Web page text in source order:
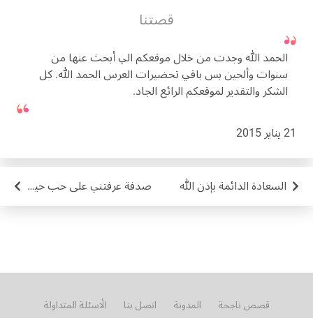
قصتنا
الحمد الله وجدت من خلال موقعكم الي أبحث عنها من
سنوات وألحين بس باقي تحضيرات العرس الحمد الله. كل
الشكر والتقدير لموقعكم الرائع الجاد.
21 يناير 2015
السعادة الدائمة بإذن الله صدفة عرفتني على حب حياتي
قصص ناجحة المدونة اتصل بنا الأسئلة المتداولة